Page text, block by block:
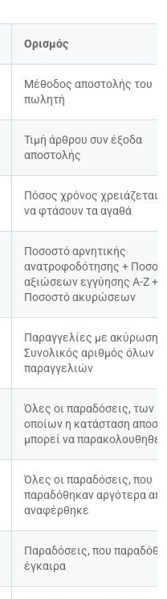
Ορισμός
Μέθοδος αποστολής του
πωλητή
Τιμή άρθρου συν έξοδα
αποστολής
Πόσος χρόνος χρειάζεται
να φτάσουν τα αγαθά
Ποσοστό αρνητικής
ανατροφοδότησης +
αξιώσεων εγγύησης A-Z +
Ποσοστό ακυρώσεων
Παραγγελίες με ακύρωση /
Συνολικός αριθμός όλων
παραγγελιών
Όλες οι παραδόσεις, των
οποίων η κατάσταση
μπορεί να παρακολουθηθεί
Όλες οι παραδόσεις, που
παραδόθηκαν αργότερα από
αναφέρθηκε
Παραδόσεις, που
έγκαιρα